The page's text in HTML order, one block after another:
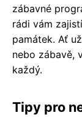
zábavné
rádi vám
památek. Ať
nebo zábavě,
každý.
Tipy pro